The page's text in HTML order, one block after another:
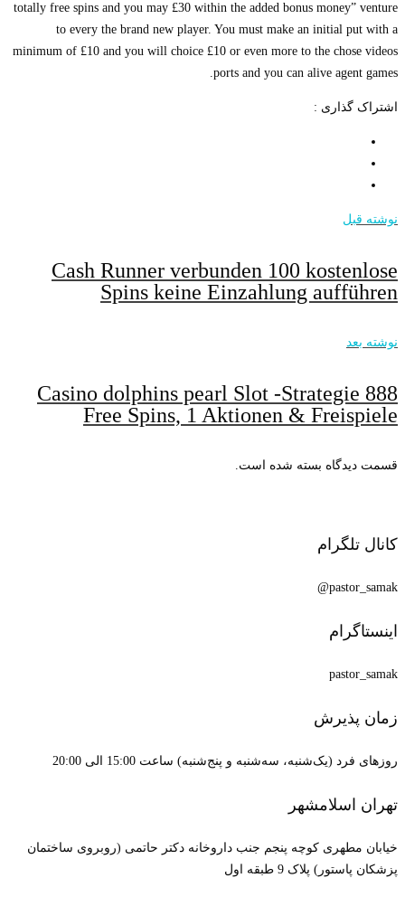
totally free spins and you may £30 within the added bonus money” venture
to every the brand new player. You must make an initial put with a
minimum of £10 and you will choice £10 or even more to the chose videos
ports and you can alive agent games.
اشتراک گذاری :
نوشته قبل
Cash Runner verbunden 100 kostenlose
Spins keine Einzahlung aufführen
نوشته بعد
888 Casino dolphins pearl Slot -Strategie
Free Spins, 1 Aktionen & Freispiele
قسمت دیدگاه بسته شده است.
کانال تلگرام
pastor_samak@
اینستاگرام
pastor_samak
زمان پذیرش
روزهای فرد (یک‌شنبه، سه‌شنبه و پنج‌شنبه) ساعت 15:00 الی 20:00
تهران اسلامشهر
خیابان مطهری کوچه پنجم جنب داروخانه دکتر حاتمی (روبروی ساختمان
پزشکان پاستور) پلاک 9 طبقه اول